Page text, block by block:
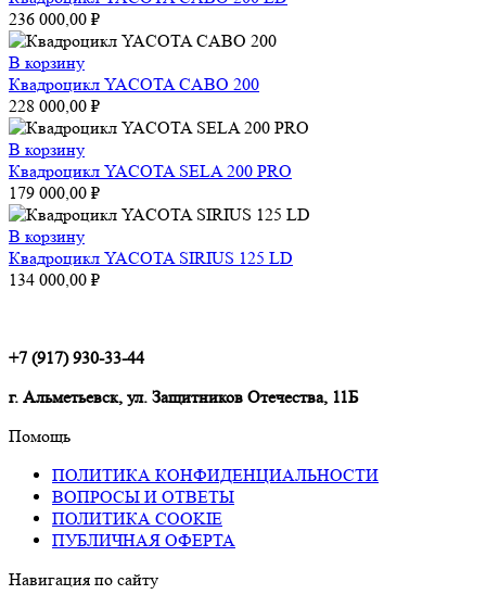
236 000,00 ₽
В корзину
Квадроцикл YACOTA CABO 200
228 000,00 ₽
В корзину
Квадроцикл YACOTA SELA 200 PRO
179 000,00 ₽
В корзину
Квадроцикл YACOTA SIRIUS 125 LD
134 000,00 ₽
+7 (917) 930-33-44
г. Альметьевск, ул. Защитников Отечества, 11Б
Помощь
ПОЛИТИКА КОНФИДЕНЦИАЛЬНОСТИ
ВОПРОСЫ И ОТВЕТЫ
ПОЛИТИКА COOKIE
ПУБЛИЧНАЯ ОФЕРТА
Навигация по сайту